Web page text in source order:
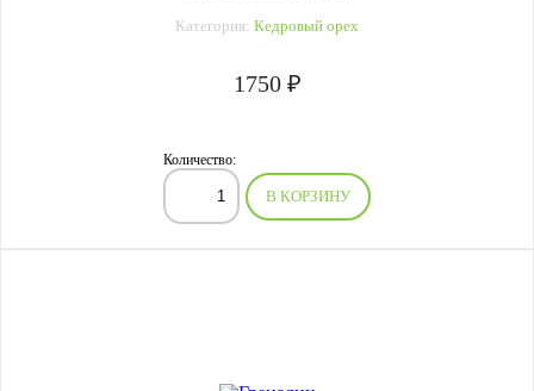
Категория: Кедровый орех
1750 ₽
Количество:
В КОРЗИНУ